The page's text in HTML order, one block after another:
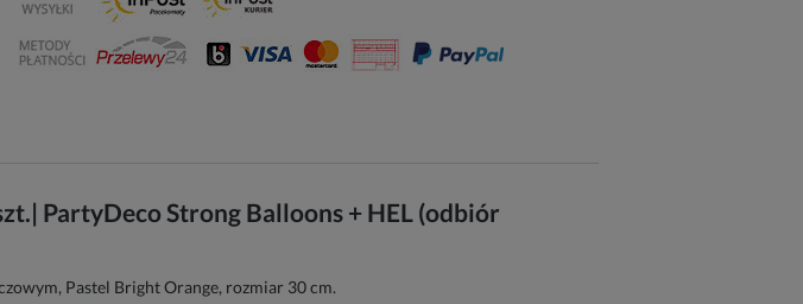
PartyDeco Strong Balloons + HEL (odbiór
Pastel Bright Orange, rozmiar 30 cm.